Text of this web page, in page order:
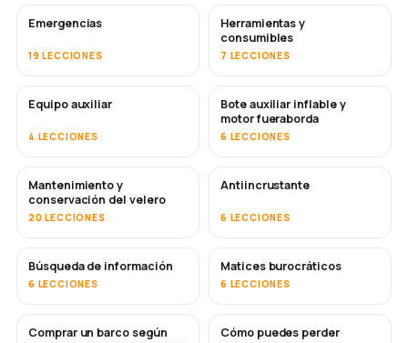
Emergencias
19 LECCIONES
Herramientas y
consumibles
7 LECCIONES
Equipo auxiliar
4 LECCIONES
Bote auxiliar inflable y
motor fueraborda
6 LECCIONES
Mantenimiento y
conservación del velero
20 LECCIONES
PRONTO
Antiincrustante
6 LECCIONES
Búsqueda de información
6 LECCIONES
Matices burocráticos
6 LECCIONES
PRONTO
Comprar un barco según
PRONTO
Cómo puedes perder